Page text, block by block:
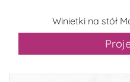
Winietki na stół